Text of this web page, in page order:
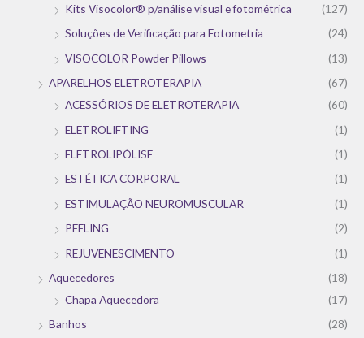
Kits Visocolor® p/análise visual e fotométrica
(127)
Soluções de Verificação para Fotometria
(24)
VISOCOLOR Powder Pillows
(13)
APARELHOS ELETROTERAPIA
(67)
ACESSÓRIOS DE ELETROTERAPIA
(60)
ELETROLIFTING
(1)
ELETROLIPÓLISE
(1)
ESTÉTICA CORPORAL
(1)
ESTIMULAÇÃO NEUROMUSCULAR
(1)
PEELING
(2)
REJUVENESCIMENTO
(1)
Aquecedores
(18)
Chapa Aquecedora
(17)
Banhos
(28)